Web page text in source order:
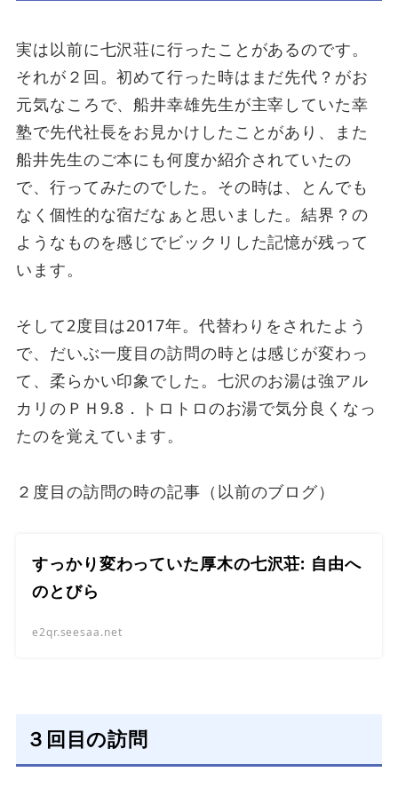
実は以前に七沢荘に行ったことがあるのです。
それが２回。初めて行った時はまだ先代？がお
元気なころで、船井幸雄先生が主宰していた幸
塾で先代社長をお見かけしたことがあり、また
船井先生のご本にも何度か紹介されていたの
で、行ってみたのでした。その時は、とんでも
なく個性的な宿だなぁと思いました。結界？の
ようなものを感じでビックリした記憶が残って
います。
そして2度目は2017年。代替わりをされたよう
で、だいぶ一度目の訪問の時とは感じが変わっ
て、柔らかい印象でした。七沢のお湯は強アル
カリのＰＨ9.8．トロトロのお湯で気分良くなっ
たのを覚えています。
２度目の訪問の時の記事（以前のブログ）
すっかり変わっていた厚木の七沢荘: 自由へ
のとびら
e2qr.seesaa.net
３回目の訪問